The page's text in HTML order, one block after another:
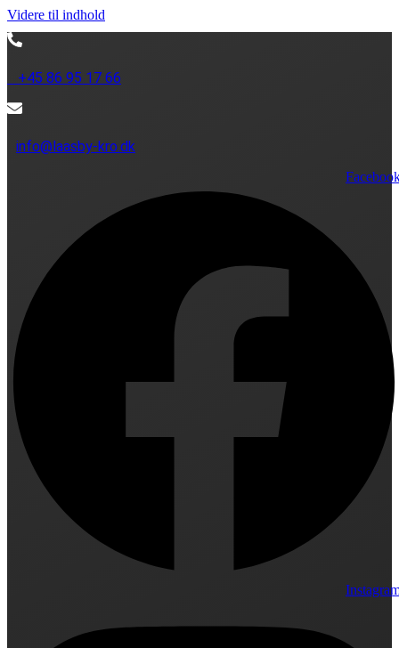
Videre til indhold
+45 86 95 17 66
info@laasby-kro.dk